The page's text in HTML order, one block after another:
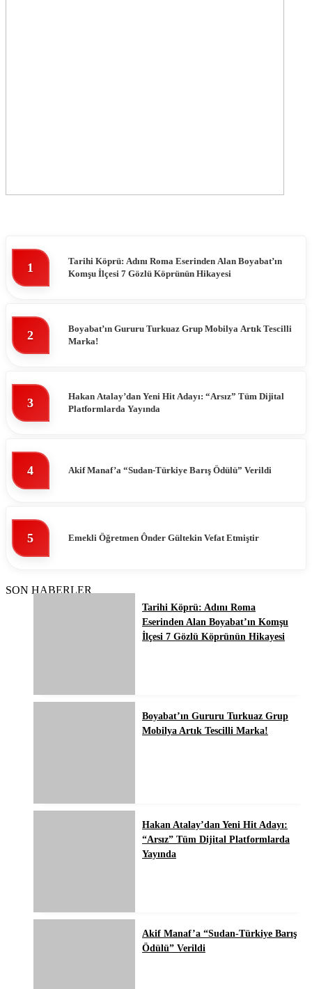
1
Tarihi Köprü: Adını Roma Eserinden Alan Boyabat’ın
Komşu İlçesi 7 Gözlü Köprünün Hikayesi
2
Boyabat’ın Gururu Turkuaz Grup Mobilya Artık Tescilli
Marka!
3
Hakan Atalay’dan Yeni Hit Adayı: “Arsız” Tüm Dijital
Platformlarda Yayında
4 Akif Manaf’a “Sudan-Türkiye Barış Ödülü” Verildi
5 Emekli Öğretmen Ônder Gültekin Vefat Etmiştir
SON HABERLER
Tarihi Köprü: Adını Roma
Eserinden Alan Boyabat’ın Komşu
İlçesi 7 Gözlü Köprünün Hikayesi
Boyabat’ın Gururu Turkuaz Grup
Mobilya Artık Tescilli Marka!
Hakan Atalay’dan Yeni Hit Adayı:
“Arsız” Tüm Dijital Platformlarda
Yayında
Akif Manaf’a “Sudan-Türkiye Barış
Ödülü” Verildi